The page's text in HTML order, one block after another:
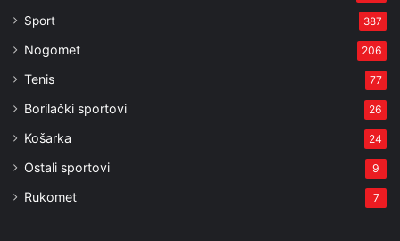
Sport 387
Nogomet 206
Tenis 77
Borilački sportovi 26
Košarka 24
Ostali sportovi 9
Rukomet 7